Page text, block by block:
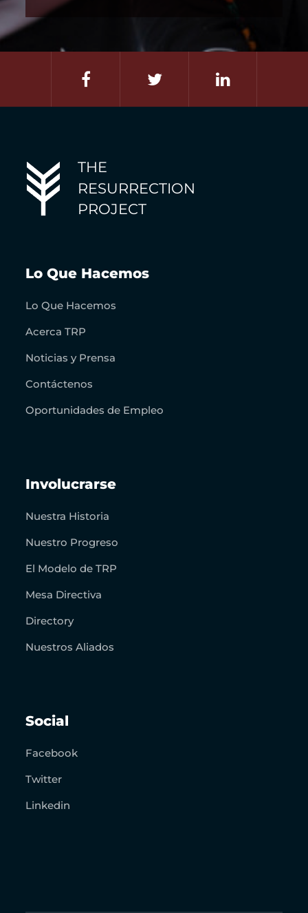
THE
RESURRECTION
PROJECT
Lo Que Hacemos
Lo Que Hacemos
Acerca TRP
Noticias y Prensa
Contáctenos
Oportunidades de Empleo
Involucrarse
Nuestra Historia
Nuestro Progreso
El Modelo de TRP
Mesa Directiva
Directory
Nuestros Aliados
Social
Facebook
Twitter
Linkedin